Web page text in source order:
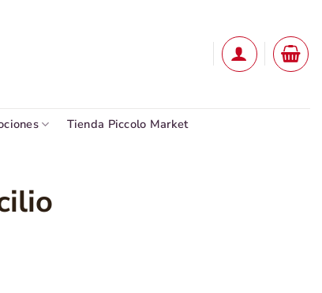
Tienda Piccolo Market